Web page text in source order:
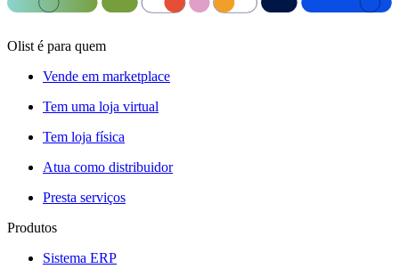
Olist é para quem
Vende em marketplace
Tem uma loja virtual
Tem loja física
Atua como distribuidor
Presta serviços
Produtos
Sistema ERP